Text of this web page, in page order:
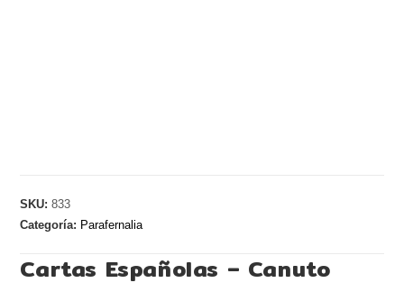
SKU:833
Categoría: Parafernalia
Cartas Españolas – Canuto